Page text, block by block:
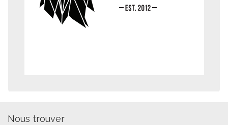
Nous trouver